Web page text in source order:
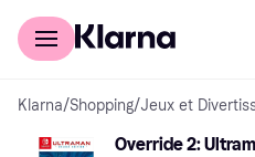
Acheter avec Klarna
Klarna/Shopping/Jeux et
Override 2: